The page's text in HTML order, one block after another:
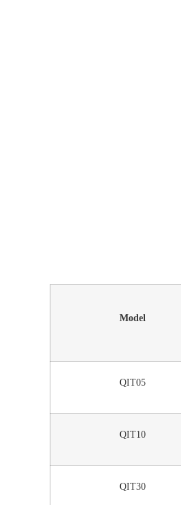
Model
QIT05
QIT10
QIT30